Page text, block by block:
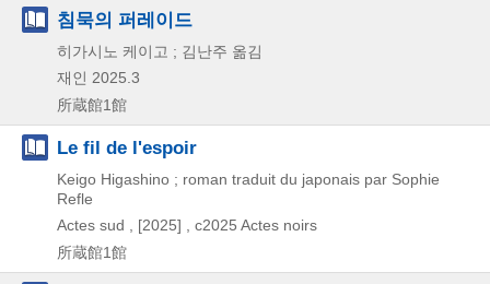
침묵의 퍼레이드
히가시노 케이고 ; 김난주 옮김
재인 2025.3
所蔵館1館
Le fil de l'espoir
Keigo Higashino ; roman traduit du japonais par Sophie
Refle
Actes sud , [2025] , c2025 Actes noirs
所蔵館1館